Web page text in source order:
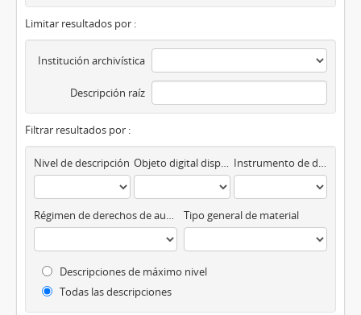
Limitar resultados por :
Institución archivística
Descripción raíz
Filtrar resultados por :
Nivel de descripción Objeto digital disponibles Instrumento de descripción
Régimen de derechos de autor Tipo general de material
Descripciones de máximo nivel
Todas las descripciones